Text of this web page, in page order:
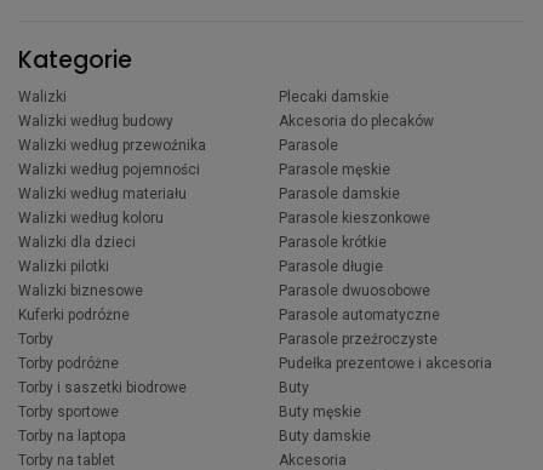
Kategorie
Walizki
Walizki według budowy
Walizki według przewoźnika
Walizki według pojemności
Walizki według materiału
Walizki według koloru
Walizki dla dzieci
Walizki pilotki
Walizki biznesowe
Kuferki podróżne
Torby
Torby podróżne
Torby i saszetki biodrowe
Torby sportowe
Torby na laptopa
Torby na tablet
Plecaki damskie
Akcesoria do plecaków
Parasole
Parasole męskie
Parasole damskie
Parasole kieszonkowe
Parasole krótkie
Parasole długie
Parasole dwuosobowe
Parasole automatyczne
Parasole przeźroczyste
Pudełka prezentowe i akcesoria
Buty
Buty męskie
Buty damskie
Akcesoria